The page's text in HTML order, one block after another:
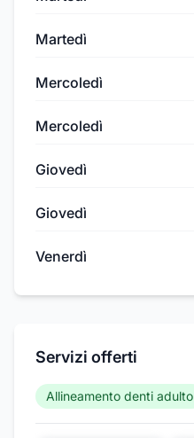
Martedì
Mercoledì
Mercoledì
Giovedì
Giovedì
Venerdì
Servizi offerti
Allineamento denti adulto